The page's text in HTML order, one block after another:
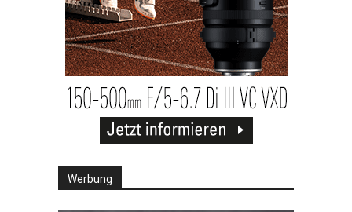
Werbung